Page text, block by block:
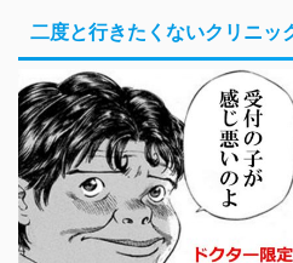
二度と行きたくないクリニッ